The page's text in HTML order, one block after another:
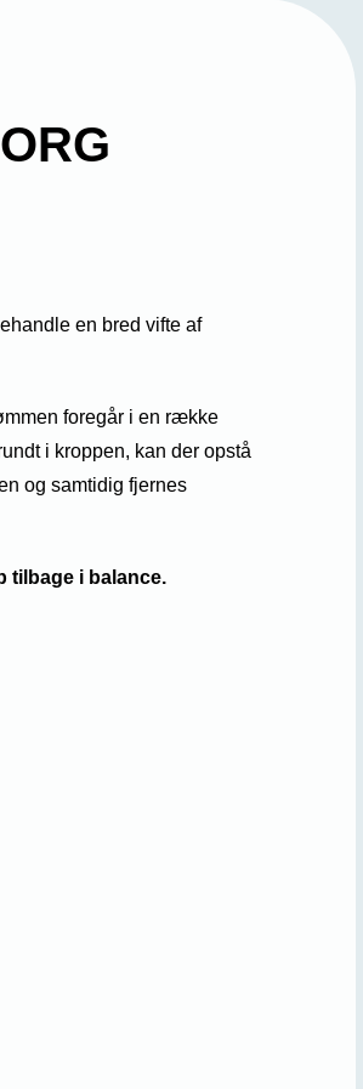
en bred vifte af
foregår i en række
i kroppen, kan der opstå
og samtidig fjernes
tilbage i balance.